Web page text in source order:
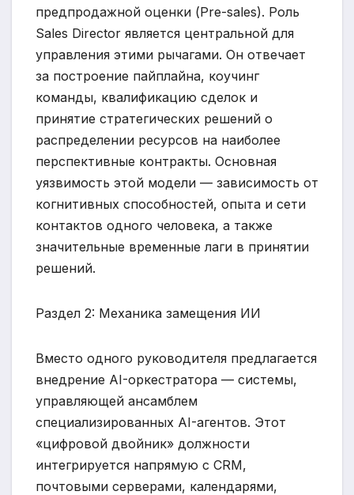
предпродажной оценки (Pre-sales). Роль
Sales Director является центральной для
управления этими рычагами. Он отвечает
за построение пайплайна, коучинг
команды, квалификацию сделок и
принятие стратегических решений о
распределении ресурсов на наиболее
перспективные контракты. Основная
уязвимость этой модели — зависимость от
когнитивных способностей, опыта и сети
контактов одного человека, а также
значительные временные лаги в принятии
решений.
Раздел 2: Механика замещения ИИ
Вместо одного руководителя предлагается
внедрение AI-оркестратора — системы,
управляющей ансамблем
специализированных AI-агентов. Этот
«цифровой двойник» должности
интегрируется напрямую с CRM,
почтовыми серверами, календарями,